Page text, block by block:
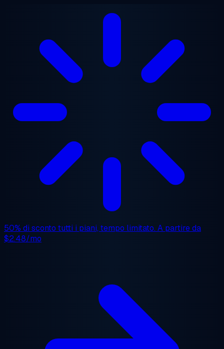
50% di sconto tutti i piani, tempo limitato. A partire da
$2.48/mo